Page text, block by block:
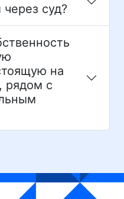
суд?
на
рядом с